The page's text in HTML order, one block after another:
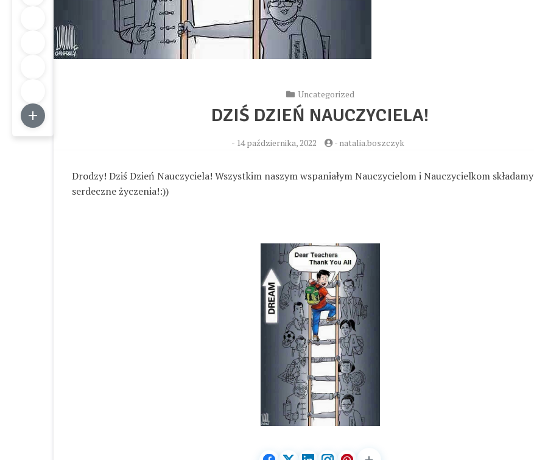
Uncategorized
DZIŚ DZIEŃ NAUCZYCIELA!
- 14 października, 2022 - natalia.boszczyk
Drodzy! Dziś Dzień Nauczyciela! Wszystkim naszym wspaniałym Nauczycielom i Nauczycielkom składamy
serdeczne życzenia!:))